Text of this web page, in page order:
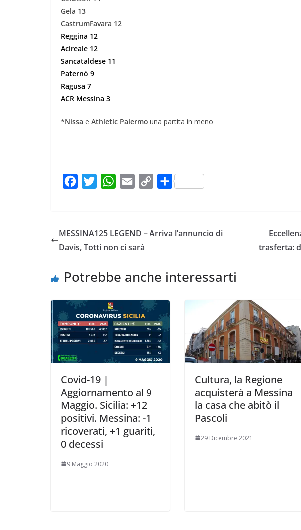
Gela 13
CastrumFavara 12
Reggina 12
Acireale 12
Sancataldese 11
Paternó 9
Ragusa 7
ACR Messina 3
*Nissa e Athletic Palermo una partita in meno
o
r
W
C
MESSINA125 LEGEND – Arriva l’annuncio di
Davis, Totti non ci sarà
trasferta:
Potrebbe anche interessarti
Covid-19 |
Aggiornamento al 9
Maggio. Sicilia: +12
positivi. Messina: -1
ricoverati, +1 guariti,
0 decessi
9 Maggio 2020
Cultura, la Regione
acquisterà a Messina
la casa che abitò il
Pascoli
29 Dicembre 2021